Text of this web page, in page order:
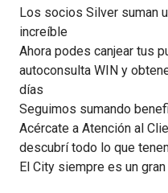
Los socios Silver suman
increíble
Ahora podes canjear tus
autoconsulta WIN y
días
Seguimos sumando
Acércate a Atención al
descubrí todo lo que
El City siempre es un